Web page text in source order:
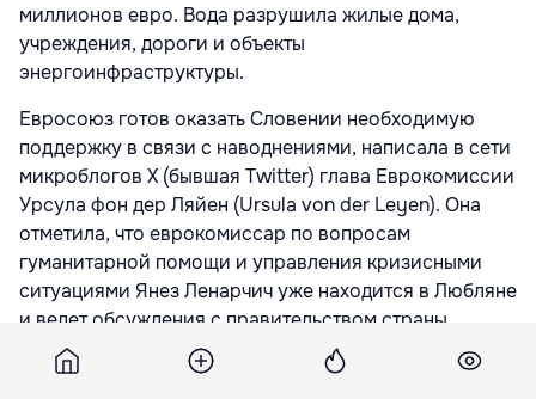
миллионов евро. Вода разрушила жилые дома,
учреждения, дороги и объекты
энергоинфраструктуры.
Евросоюз готов оказать Словении необходимую
поддержку в связи с наводнениями, написала в сети
микроблогов X (бывшая Twitter) глава Еврокомиссии
Урсула фон дер Ляйен (Ursula von der Leyen). Она
отметила, что еврокомиссар по вопросам
гуманитарной помощи и управления кризисными
ситуациями Янез Ленарчич уже находится в Любляне
и ведет обсуждения с правительством страны.